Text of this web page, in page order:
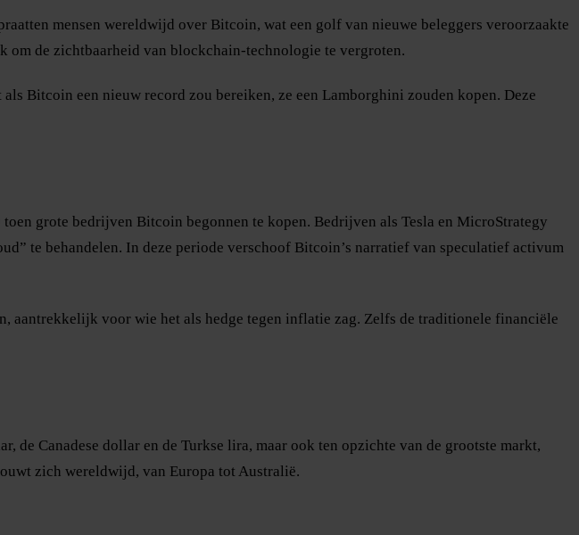
mensen wereldwijd over Bitcoin, wat een golf van nieuwe beleggers veroorzaakte
om de zichtbaarheid van blockchain-technologie te vergroten.
Bitcoin een nieuw record zou bereiken, ze een Lamborghini zouden kopen. Deze
grote bedrijven Bitcoin begonnen te kopen. Bedrijven als Tesla en MicroStrategy
te behandelen. In deze periode verschoof Bitcoin’s narratief van speculatief activum
aantrekkelijk voor wie het als hedge tegen inflatie zag. Zelfs de traditionele financiële
Canadese dollar en de Turkse lira, maar ook ten opzichte van de grootste markt,
zich wereldwijd, van Europa tot Australië.